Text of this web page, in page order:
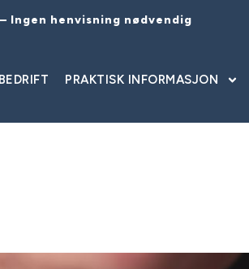
Ingen henvisning nødvendig
BEDRIFT PRAKTISK INFORMASJON